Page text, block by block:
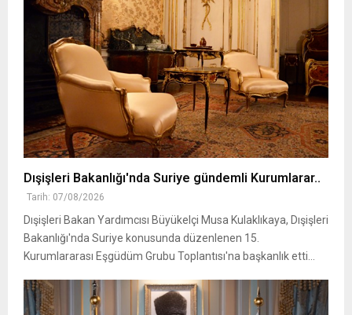
Dışişleri Bakanlığı'nda Suriye gündemli Kurumlarar..
Tarih: 07/08/2026
Dışişleri Bakan Yardımcısı Büyükelçi Musa Kulaklıkaya, Dışişleri
Bakanlığı'nda Suriye konusunda düzenlenen 15.
Kurumlararası Eşgüdüm Grubu Toplantısı'na başkanlık etti...